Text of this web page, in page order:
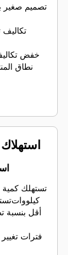
تصميم صغير
تكاليف
خفض
نطاق
فواصل
كيلووات
فترات